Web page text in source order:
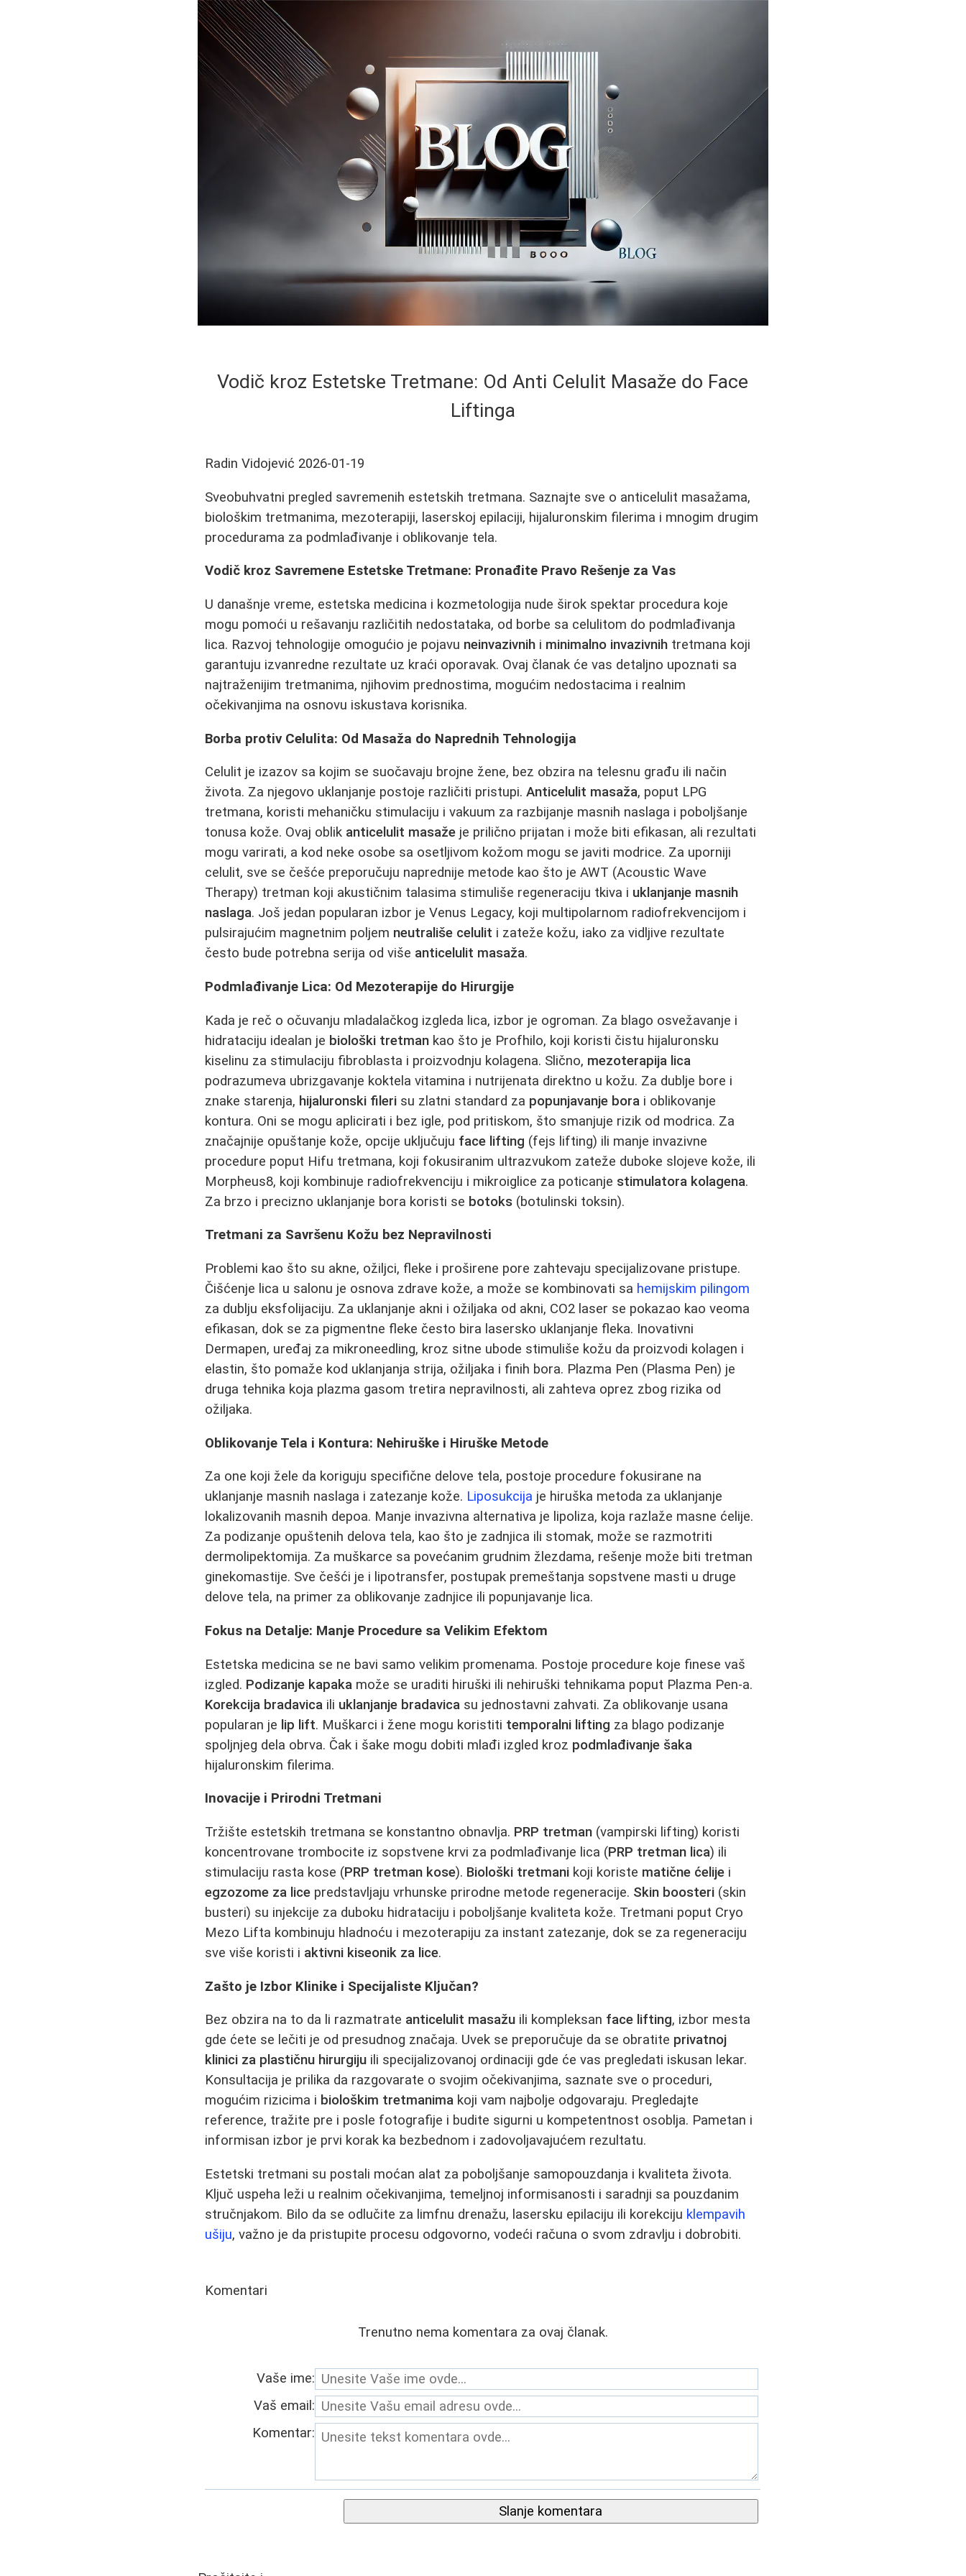
Vodič kroz Estetske Tretmane: Od Anti Celulit Masaže do Face
Liftinga
Radin Vidojević 2026-01-19
Sveobuhvatni pregled savremenih estetskih tretmana. Saznajte sve o anticelulit masažama,
biološkim tretmanima, mezoterapiji, laserskoj epilaciji, hijaluronskim filerima i mnogim drugim
procedurama za podmlađivanje i oblikovanje tela.
Vodič kroz Savremene Estetske Tretmane: Pronađite Pravo Rešenje za Vas
U današnje vreme, estetska medicina i kozmetologija nude širok spektar procedura koje
mogu pomoći u rešavanju različitih nedostataka, od borbe sa celulitom do podmlađivanja
lica. Razvoj tehnologije omogućio je pojavu neinvazivnih i minimalno invazivnih tretmana koji
garantuju izvanredne rezultate uz kraći oporavak. Ovaj članak će vas detaljno upoznati sa
najtraženijim tretmanima, njihovim prednostima, mogućim nedostacima i realnim
očekivanjima na osnovu iskustava korisnika.
Borba protiv Celulita: Od Masaža do Naprednih Tehnologija
Celulit je izazov sa kojim se suočavaju brojne žene, bez obzira na telesnu građu ili način
života. Za njegovo uklanjanje postoje različiti pristupi.Anticelulit masaža, poput LPG
tretmana, koristi mehaničku stimulaciju i vakuum za razbijanje masnih naslaga i poboljšanje
tonusa kože. Ovaj oblik anticelulit masaže je prilično prijatan i može biti efikasan, ali rezultati
mogu varirati, a kod neke osobe sa osetljivom kožom mogu se javiti modrice. Za uporniji
celulit, sve se češće preporučuju naprednije metode kao što je AWT (Acoustic Wave
Therapy) tretman koji akustičnim talasima stimuliše regeneraciju tkiva i uklanjanje masnih
naslaga. Još jedan popularan izbor je Venus Legacy, koji multipolarnom radiofrekvencijom i
pulsirajućim magnetnim poljem neutrališe celulit i zateže kožu, iako za vidljive rezultate
često bude potrebna serija od više anticelulit masaža.
Podmlađivanje Lica: Od Mezoterapije do Hirurgije
Kada je reč o očuvanju mladalačkog izgleda lica, izbor je ogroman. Za blago osvežavanje i
hidrataciju idealan je biološki tretman kao što je Profhilo, koji koristi čistu hijaluronsku
kiselinu za stimulaciju fibroblasta i proizvodnju kolagena. Slično, mezoterapija lica
podrazumeva ubrizgavanje koktela vitamina i nutrijenata direktno u kožu. Za dublje bore i
znake starenja, hijaluronski fileri su zlatni standard za popunjavanje bora i oblikovanje
kontura. Oni se mogu aplicirati i bez igle, pod pritiskom, što smanjuje rizik od modrica. Za
značajnije opuštanje kože, opcije uključuju face lifting (fejs lifting) ili manje invazivne
procedure poput Hifu tretmana, koji fokusiranim ultrazvukom zateže duboke slojeve kože, ili
Morpheus8, koji kombinuje radiofrekvenciju i mikroiglice za poticanje stimulatora kolagena.
Za brzo i precizno uklanjanje bora koristi se botoks (botulinski toksin).
Tretmani za Savršenu Kožu bez Nepravilnosti
Problemi kao što su akne, ožiljci, fleke i proširene pore zahtevaju specijalizovane pristupe.
Čišćenje lica u salonu je osnova zdrave kože, a može se kombinovati sa hemijskim pilingom
za dublju eksfolijaciju. Za uklanjanje akni i ožiljaka od akni, CO2 laser se pokazao kao veoma
efikasan, dok se za pigmentne fleke često bira lasersko uklanjanje fleka. Inovativni
Dermapen, uređaj za mikroneedling, kroz sitne ubode stimuliše kožu da proizvodi kolagen i
elastin, što pomaže kod uklanjanja strija, ožiljaka i finih bora. Plazma Pen (Plasma Pen) je
druga tehnika koja plazma gasom tretira nepravilnosti, ali zahteva oprez zbog rizika od
ožiljaka.
Oblikovanje Tela i Kontura: Nehiruške i Hiruške Metode
Za one koji žele da koriguju specifične delove tela, postoje procedure fokusirane na
uklanjanje masnih naslaga i zatezanje kože. Liposukcija je hiruška metoda za uklanjanje
lokalizovanih masnih depoa. Manje invazivna alternativa je lipoliza, koja razlaže masne ćelije.
Za podizanje opuštenih delova tela, kao što je zadnjica ili stomak, može se razmotriti
dermolipektomija. Za muškarce sa povećanim grudnim žlezdama, rešenje može biti tretman
ginekomastije. Sve češći je i lipotransfer, postupak premeštanja sopstvene masti u druge
delove tela, na primer za oblikovanje zadnjice ili popunjavanje lica.
Fokus na Detalje: Manje Procedure sa Velikim Efektom
Estetska medicina se ne bavi samo velikim promenama. Postoje procedure koje finese vaš
izgled. Podizanje kapaka može se uraditi hiruški ili nehiruški tehnikama poput Plazma Pen-a.
Korekcija bradavica ili uklanjanje bradavica su jednostavni zahvati. Za oblikovanje usana
popularan je lip lift. Muškarci i žene mogu koristiti temporalni lifting za blago podizanje
spoljnjeg dela obrva. Čak i šake mogu dobiti mlađi izgled kroz podmlađivanje šaka
hijaluronskim filerima.
Inovacije i Prirodni Tretmani
Tržište estetskih tretmana se konstantno obnavlja. PRP tretman (vampirski lifting) koristi
koncentrovane trombocite iz sopstvene krvi za podmlađivanje lica (PRP tretman lica) ili
stimulaciju rasta kose (PRP tretman kose). Biološki tretmani koji koriste matične ćelije i
egzozome za lice predstavljaju vrhunske prirodne metode regeneracije. Skin boosteri (skin
busteri) su injekcije za duboku hidrataciju i poboljšanje kvaliteta kože. Tretmani poput Cryo
Mezo Lifta kombinuju hladnoću i mezoterapiju za instant zatezanje, dok se za regeneraciju
sve više koristi i aktivni kiseonik za lice.
Zašto je Izbor Klinike i Specijaliste Ključan?
Bez obzira na to da li razmatrate anticelulit masažu ili kompleksan face lifting, izbor mesta
gde ćete se lečiti je od presudnog značaja. Uvek se preporučuje da se obratite privatnoj
klinici za plastičnu hirurgiju ili specijalizovanoj ordinaciji gde će vas pregledati iskusan lekar.
Konsultacija je prilika da razgovarate o svojim očekivanjima, saznate sve o proceduri,
mogućim rizicima i biološkim tretmanima koji vam najbolje odgovaraju. Pregledajte
reference, tražite pre i posle fotografije i budite sigurni u kompetentnost osoblja. Pametan i
informisan izbor je prvi korak ka bezbednom i zadovoljavajućem rezultatu.
Estetski tretmani su postali moćan alat za poboljšanje samopouzdanja i kvaliteta života.
Ključ uspeha leži u realnim očekivanjima, temeljnoj informisanosti i saradnji sa pouzdanim
stručnjakom. Bilo da se odlučite za limfnu drenažu, lasersku epilaciju ili korekciju klempavih
ušiju, važno je da pristupite procesu odgovorno, vodeći računa o svom zdravlju i dobrobiti.
Komentari
Trenutno nema komentara za ovaj članak.
Vaše ime:
Vaš email:
Komentar:
Slanje komentara